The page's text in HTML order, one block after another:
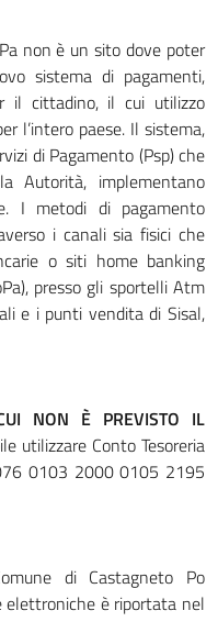
non è un sito dove poter
sistema di pagamenti,
il cittadino, il cui utilizzo
l’intero paese. Il sistema,
di Pagamento (Psp) che
Autorità, implementano
I metodi di pagamento
i canali sia fisici che
o siti home banking
presso gli sportelli Atm
e i punti vendita di Sisal,
NON È PREVISTO IL
utilizzare Conto Tesoreria
0103 2000 0105 2195
di Castagneto Po
è riportata nel